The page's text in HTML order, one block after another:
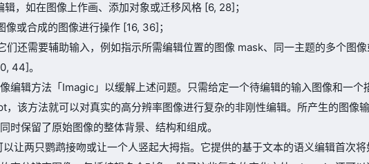
，如在图像上作画、添加对象或迁移风格 [6, 28]；
或合成的图像进行操作 [16, 36]；
们还需要辅助输入，例如指示所需编辑位置的图像 mask、同一主题的多个图
44]。
编辑方法「Imagic」以缓解上述问题。只需给定一个待编辑的输入图像和一个
，该方法就可以对真实的高分辨率图像进行复杂的非刚性编辑。所产生的图像
时保留了原始图像的整体背景、结构和组成。
让两只鹦鹉接吻或让一个人竖起大拇指。它提供的基于文本的语义编辑首次